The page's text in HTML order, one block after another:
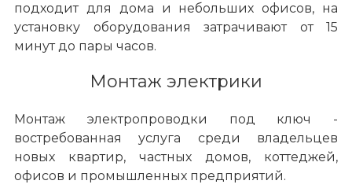
подходит для дома и небольших офисов, на
установку оборудования затрачивают от 15
минут до пары часов.
Монтаж электрики
Монтаж электропроводки под ключ -
востребованная услуга среди владельцев
новых квартир, частных домов, коттеджей,
офисов и промышленных предприятий.